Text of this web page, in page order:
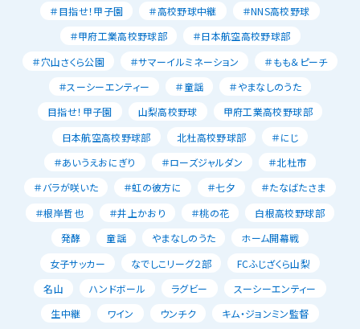
＃目指せ！甲子園
＃高校野球中継
＃NNS高校野球
＃甲府工業高校野球部
＃日本航空高校野球部
＃穴山さくら公園
＃サマーイルミネーション
＃もも＆ピーチ
＃スーシーエンティー
＃童謡
＃やまなしのうた
目指せ！甲子園
山梨高校野球
甲府工業高校野球部
日本航空高校野球部
北杜高校野球部
＃にじ
＃あいうえおにぎり
＃ローズジャルダン
＃北杜市
＃バラが咲いた
＃虹の彼方に ＃七夕
＃たなばたさま
＃根岸哲也
＃井上かおり ＃桃の花
白根高校野球部
発酵
童謡 やまなしのうた
ホーム開幕戦
女子サッカー
なでしこリーグ２部
FCふじざくら山梨
名山
ハンドボール ラグビー
スーシーエンティー
生中継
ワイン ウンチク
キム・ジョンミン監督